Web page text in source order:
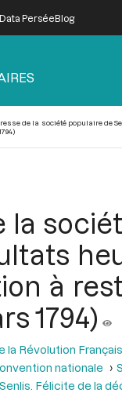
PerséeBlog
de la société populaire de
la
à
1794)
la Révolution
nationale
Félicite de la